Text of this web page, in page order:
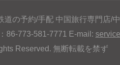
の予約/手配 中国旅行専門店/
86-773-581-7771 E-mail:
Reserved. 無断転載を禁ず